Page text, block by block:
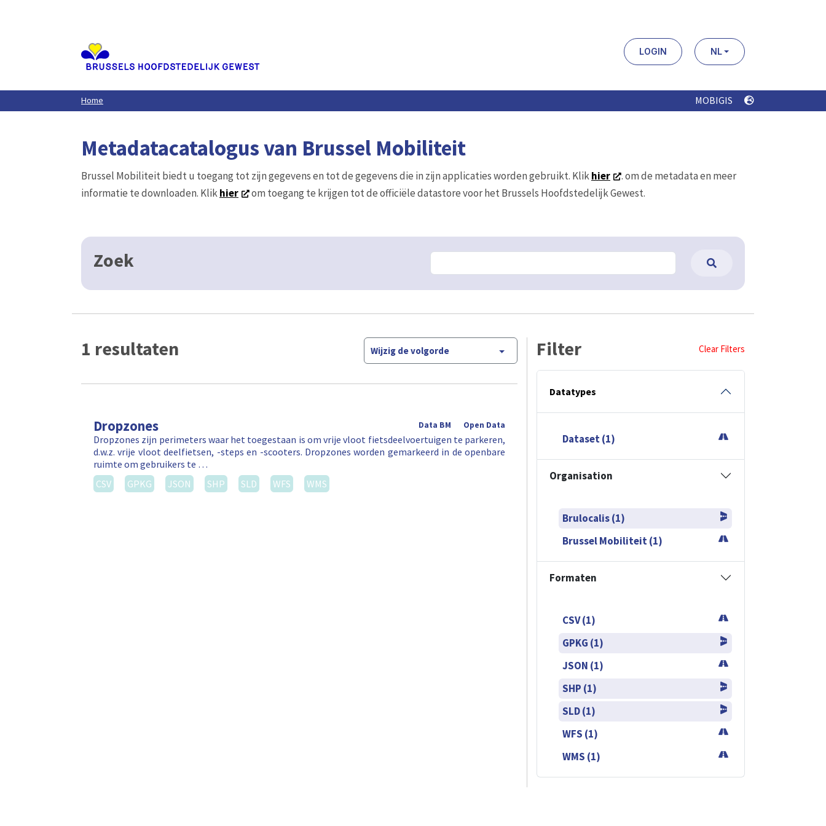
LOGIN NL
Home MOBIGIS
Metadatacatalogus van Brussel Mobiliteit
Brussel Mobiliteit biedt u toegang tot zijn gegevens en tot de gegevens die in zijn applicaties worden gebruikt. Klikhier
. om de metadata en meer
informatie te downloaden. Klikhier om toegang te krijgen tot de officiële datastore voor het Brussels Hoofdstedelijk Gewest.
Zoek
1 resultaten Wijzig de volgorde
Dropzones Open Data
Data BM
Dropzones zijn perimeters waar het toegestaan is om vrije vloot fietsdeelvoertuigen te parkeren,
d.w.z. vrije vloot deelfietsen, -steps en -scooters. Dropzones worden gemarkeerd in de openbare
ruimte om gebruikers te …
CSV
GPKG JSON SHP SLD WFS WMS
Filter Clear Filters
Datatypes
Dataset (1)
Organisation
Brulocalis (1)
Brussel Mobiliteit (1)
Formaten
CSV (1)
GPKG (1)
JSON (1)
SHP (1)
SLD (1)
WFS (1)
WMS (1)